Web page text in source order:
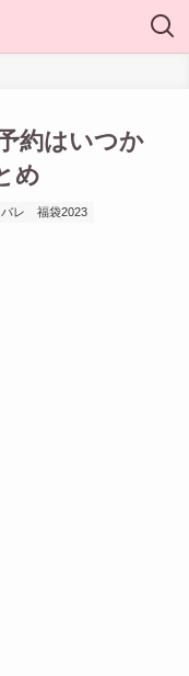
約はいつか
め
レ 福袋2023